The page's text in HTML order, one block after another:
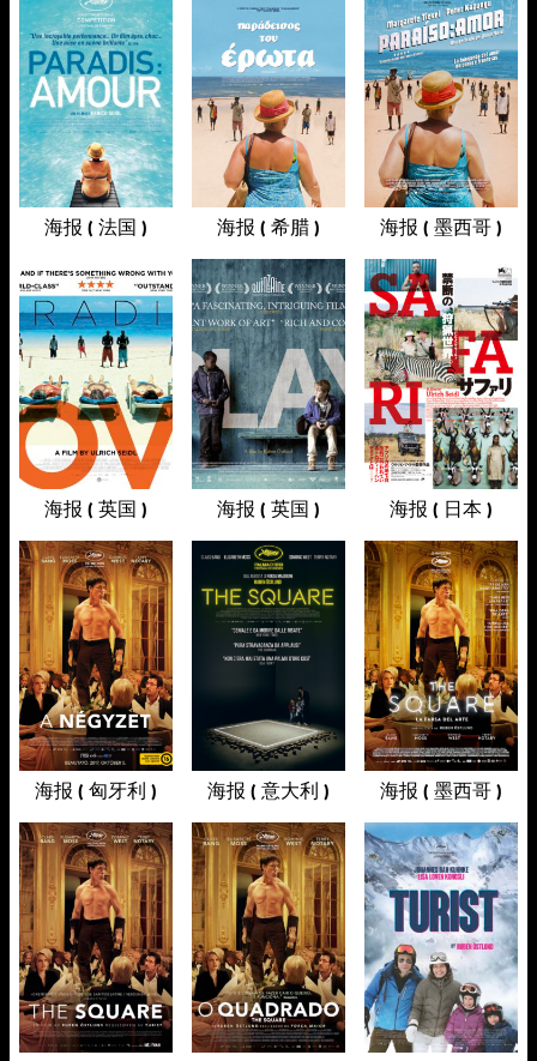
海报 ( 法国 ) 海报 ( 希腊 ) 海报 ( 墨西哥 )
海报 ( 英国 ) 海报 ( 英国 ) 海报 ( 日本 )
海报 ( 匈牙利 ) 海报 ( 意大利 ) 海报 ( 墨西哥 )